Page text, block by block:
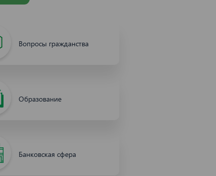
Вопросы гражданства
Образование
Банковская сфера